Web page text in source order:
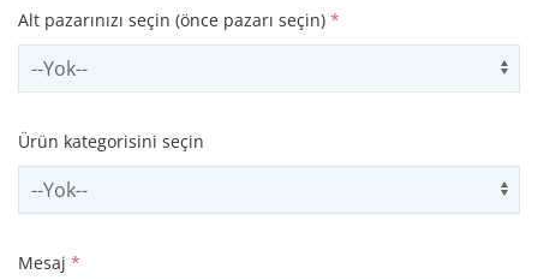
Alt pazarınızı seçin (önce pazarı seçin) *
Select subSector
Ürün kategorisini seçin
Select productCategory
Mesaj *